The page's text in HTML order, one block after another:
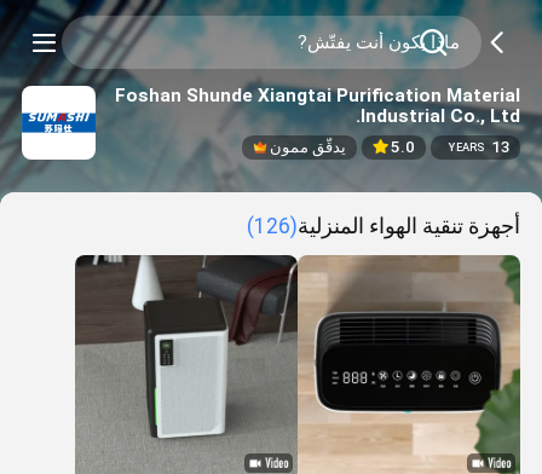
Foshan Shunde Xiangtai Purification Material
Industrial Co., Ltd.
13
YEARS
5.0 يدقّق ممون
أجهزة تنقية الهواء المنزلية(126)